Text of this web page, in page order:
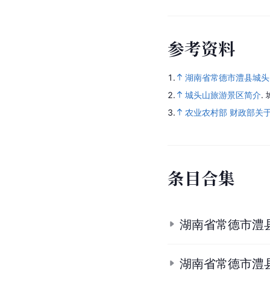
参考资料
1.
湖南省常德市澧县城
2.
城头山旅游景区简介.
3.
农业农村部 财政部关
条目合集
湖南省常德市澧
湖南省常德市澧